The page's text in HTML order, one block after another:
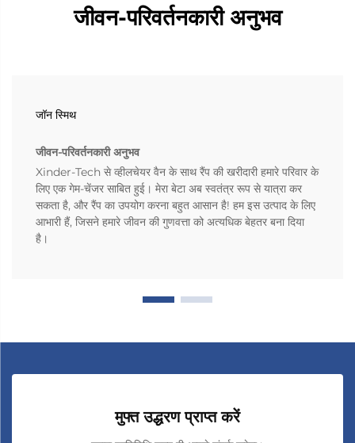
जीवन-परिवर्तनकारी अनुभव
जॉन स्मिथ
जीवन-परिवर्तनकारी अनुभव
Xinder-Tech से व्हीलचेयर वैन के साथ रैंप की खरीदारी हमारे परिवार के
लिए एक गेम-चेंजर साबित हुई। मेरा बेटा अब स्वतंत्र रूप से यात्रा कर
सकता है, और रैंप का उपयोग करना बहुत आसान है! हम इस उत्पाद के लिए
आभारी हैं, जिसने हमारे जीवन की गुणवत्ता को अत्यधिक बेहतर बना दिया
है।
मुफ्त उद्धरण प्राप्त करें